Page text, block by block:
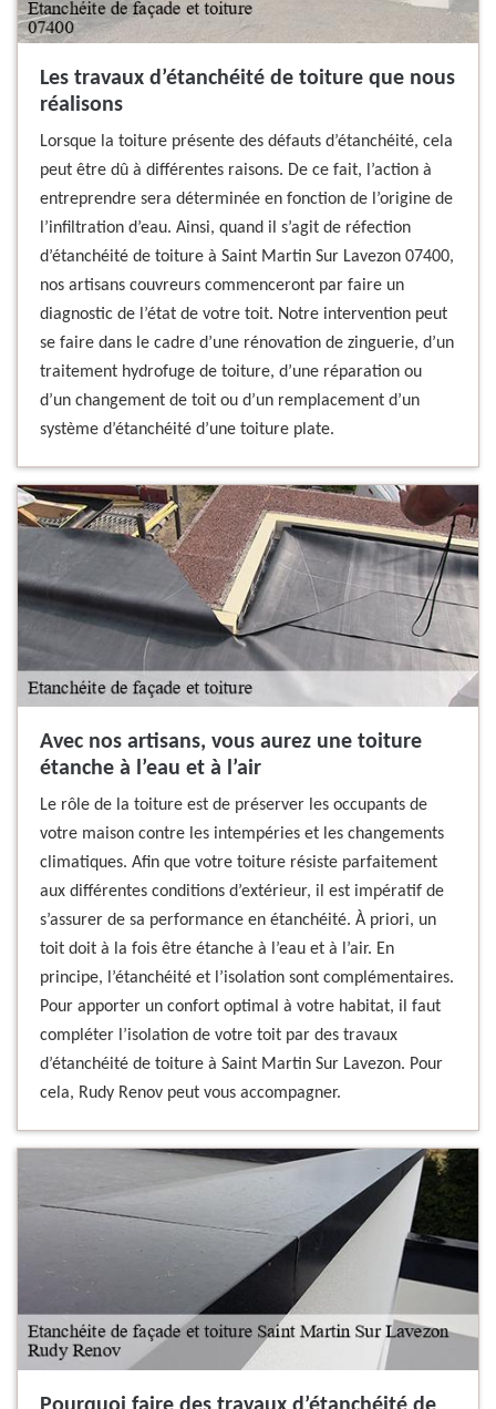
Les travaux d’étanchéité de toiture que nous
réalisons
Lorsque la toiture présente des défauts d’étanchéité, cela
peut être dû à différentes raisons. De ce fait, l’action à
entreprendre sera déterminée en fonction de l’origine de
l’infiltration d’eau. Ainsi, quand il s’agit de réfection
d’étanchéité de toiture à Saint Martin Sur Lavezon 07400,
nos artisans couvreurs commenceront par faire un
diagnostic de l’état de votre toit. Notre intervention peut
se faire dans le cadre d’une rénovation de zinguerie, d’un
traitement hydrofuge de toiture, d’une réparation ou
d’un changement de toit ou d’un remplacement d’un
système d’étanchéité d’une toiture plate.
Avec nos artisans, vous aurez une toiture
étanche à l’eau et à l’air
Le rôle de la toiture est de préserver les occupants de
votre maison contre les intempéries et les changements
climatiques. Afin que votre toiture résiste parfaitement
aux différentes conditions d’extérieur, il est impératif de
s’assurer de sa performance en étanchéité. À priori, un
toit doit à la fois être étanche à l’eau et à l’air. En
principe, l’étanchéité et l’isolation sont complémentaires.
Pour apporter un confort optimal à votre habitat, il faut
compléter l’isolation de votre toit par des travaux
d’étanchéité de toiture à Saint Martin Sur Lavezon. Pour
cela, Rudy Renov peut vous accompagner.